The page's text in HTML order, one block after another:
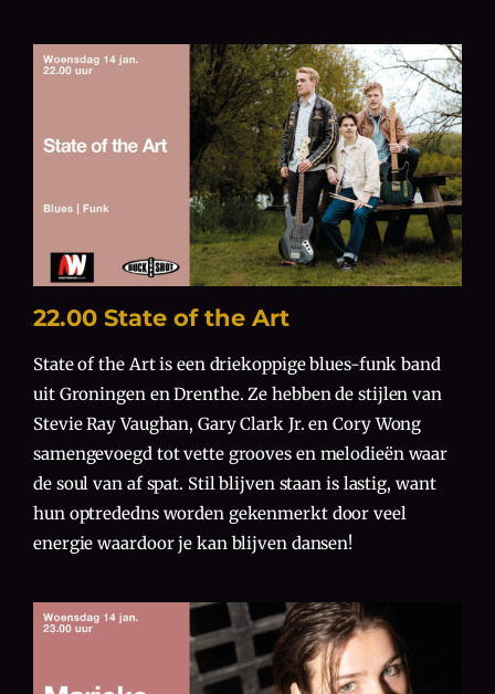
22.00 State of the Art
State of the Art is een driekoppige blues-funk band
uit Groningen en Drenthe. Ze hebben de stijlen van
Stevie Ray Vaughan, Gary Clark Jr. en Cory Wong
samengevoegd tot vette grooves en melodieën waar
de soul van af spat. Stil blijven staan is lastig, want
hun optrededns worden gekenmerkt door veel
energie waardoor je kan blijven dansen!